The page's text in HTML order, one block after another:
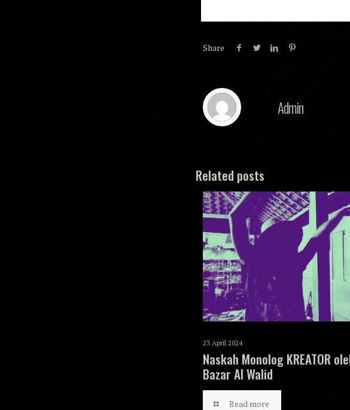
Share
Admin
Related posts
23 April 2024
Naskah Monolog KREATOR
Bazar Al Walid
Read more